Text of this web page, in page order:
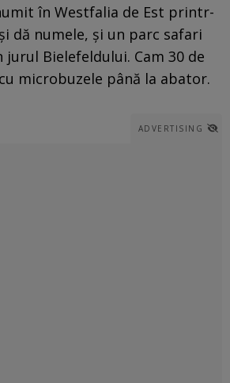
în Westfalia de Est printr-
dă numele, și un parc safari
Bielefeldului. Cam 30 de
microbuzele până la abator.
ADVERTISING